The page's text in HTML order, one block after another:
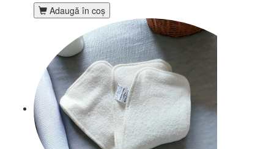
Adaugă în coş